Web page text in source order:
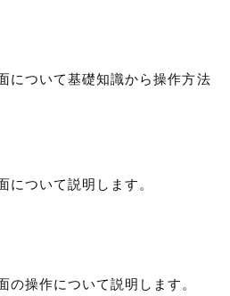
について基礎知識から操作方法
ついて説明します。
操作について説明します。